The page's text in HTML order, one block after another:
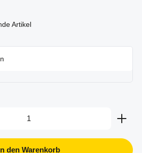
Artikel
den gewünschten Wert ein
In den Warenkorb